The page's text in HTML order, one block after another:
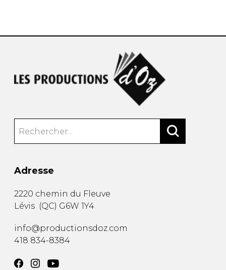
Adresse
2220 chemin du Fleuve
Lévis (QC) G6W 1Y4
info@productionsdoz.com
418 834-8384